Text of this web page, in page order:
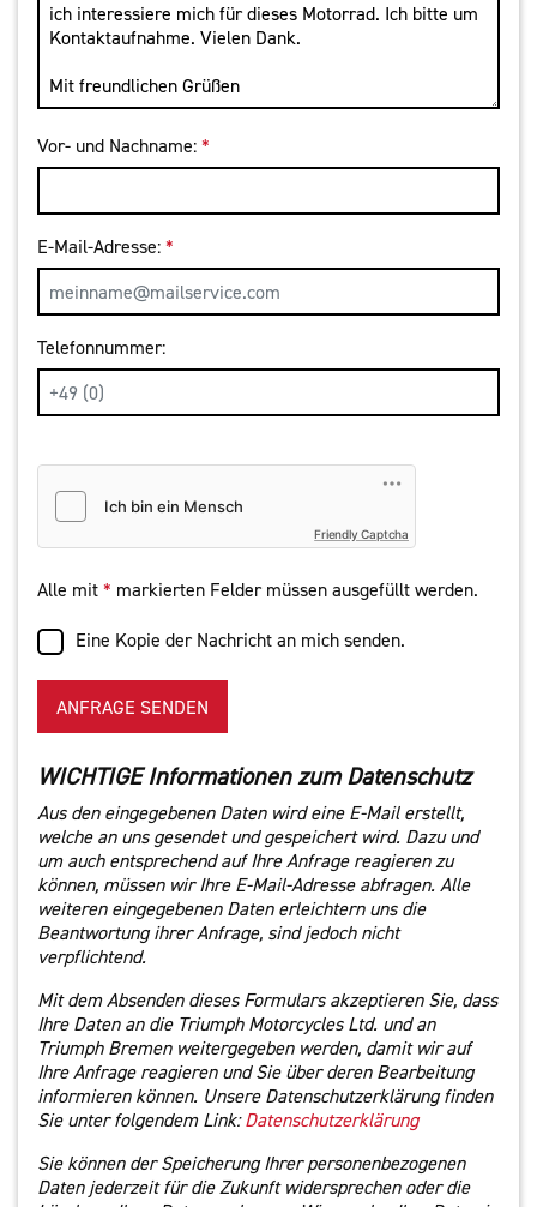
Vor- und Nachname: *
E-Mail-Adresse: *
Telefonnummer:
Friendly Captcha
Alle mit * markierten Felder müssen ausgefüllt werden.
Eine Kopie der Nachricht an mich senden.
ANFRAGE SENDEN
WICHTIGE Informationen zum Datenschutz
Aus den eingegebenen Daten wird eine E-Mail erstellt,
welche an uns gesendet und gespeichert wird. Dazu und
um auch entsprechend auf Ihre Anfrage reagieren zu
können, müssen wir Ihre E-Mail-Adresse abfragen. Alle
weiteren eingegebenen Daten erleichtern uns die
Beantwortung ihrer Anfrage, sind jedoch nicht
verpflichtend.
Mit dem Absenden dieses Formulars akzeptieren Sie, dass
Ihre Daten an die Triumph Motorcycles Ltd. und an
Triumph Bremen weitergegeben werden, damit wir auf
Ihre Anfrage reagieren und Sie über deren Bearbeitung
informieren können. Unsere Datenschutzerklärung finden
Sie unter folgendem Link:Datenschutzerklärung
Sie können der Speicherung Ihrer personenbezogenen
Daten jederzeit für die Zukunft widersprechen oder die